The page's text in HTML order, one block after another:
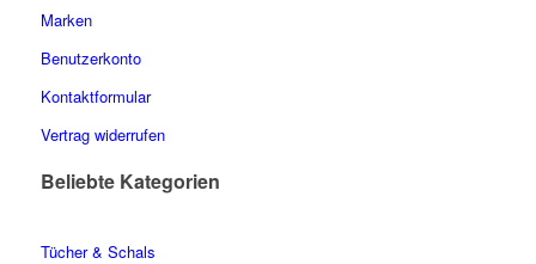
Marken
Benutzerkonto
Kontaktformular
Vertrag widerrufen
Beliebte Kategorien
Tücher & Schals